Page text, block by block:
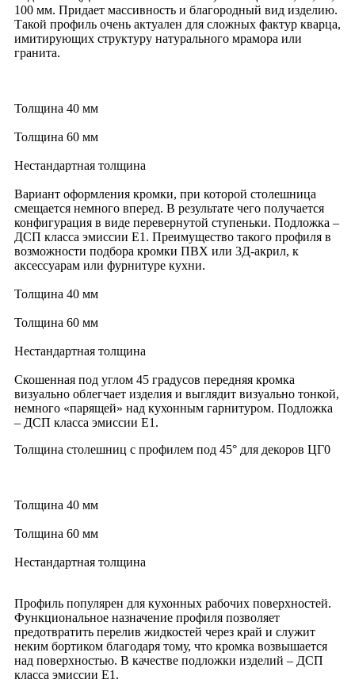
100 мм. Придает массивность и благородный вид изделию.
Такой профиль очень актуален для сложных фактур кварца,
имитирующих структуру натурального мрамора или
гранита.
Толщина 40 мм
Толщина 60 мм
Нестандартная толщина
Вариант оформления кромки, при которой столешница
смещается немного вперед. В результате чего получается
конфигурация в виде перевернутой ступеньки. Подложка –
ДСП класса эмиссии Е1. Преимущество такого профиля в
возможности подбора кромки ПВХ или 3Д-акрил, к
аксессуарам или фурнитуре кухни.
Толщина 40 мм
Толщина 60 мм
Нестандартная толщина
Скошенная под углом 45 градусов передняя кромка
визуально облегчает изделия и выглядит визуально тонкой,
немного «парящей» над кухонным гарнитуром. Подложка
– ДСП класса эмиссии Е1.
Толщина столешниц с профилем под 45° для декоров ЦГ0
Толщина 40 мм
Толщина 60 мм
Нестандартная толщина
Профиль популярен для кухонных рабочих поверхностей.
Функциональное назначение профиля позволяет
предотвратить перелив жидкостей через край и служит
неким бортиком благодаря тому, что кромка возвышается
над поверхностью. В качестве подложки изделий – ДСП
класса эмиссии Е1.